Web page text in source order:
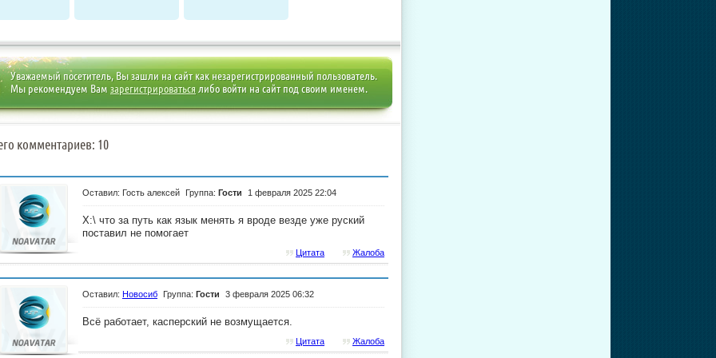
Уважаемый посетитель, Вы зашли на сайт как незарегистрированный пользователь.
Мы рекомендуем Вам зарегистрироватьсялибо войти на сайт под своим именем.
комментариев: 10
Оставил: Гость алексей Группа: Гости 1 февраля 2025 22:04
X:\ что за путь как язык менять я вроде везде уже руский
поставил не помогает
Жалоба
Цитата
Оставил: Новосиб Группа: Гости 3 февраля 2025 06:32
Всё работает, касперский не возмущается.
Жалоба
Цитата